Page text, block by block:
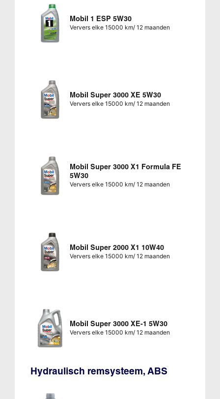
Mobil 1 ESP 5W30
Ververs elke 15000 km/ 12 maanden
Mobil Super 3000 XE 5W30
Ververs elke 15000 km/ 12 maanden
Mobil Super 3000 X1 Formula FE
5W30
Ververs elke 15000 km/ 12 maanden
Mobil Super 2000 X1 10W40
Ververs elke 15000 km/ 12 maanden
Mobil Super 3000 XE-1 5W30
Ververs elke 15000 km/ 12 maanden
Hydraulisch remsysteem, ABS